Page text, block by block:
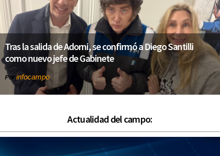
Tras la salida de Adorni, se confirmó a Diego Santilli
como nuevo jefe de Gabinete
Por infocampo
Actualidad del campo: